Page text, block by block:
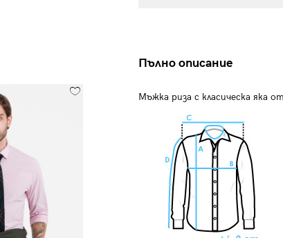
Пълно описание
Мъжка риза с класическа яка